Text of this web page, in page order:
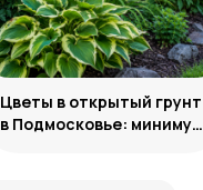
Цветы в открытый грунт
в Подмосковье: минимум